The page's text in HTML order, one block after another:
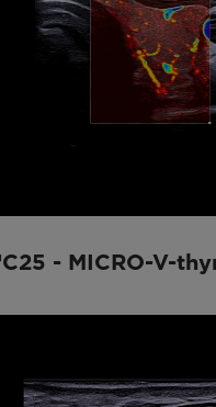
- MICRO-V-